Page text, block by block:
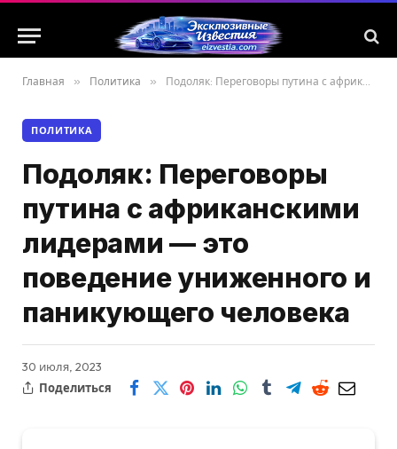
Главная » Политика » Подоляк: Переговоры путина с африканскими лидерами — это поведение униженного и паникующего человека
ПОЛИТИКА
Подоляк: Переговоры
путина с африканскими
лидерами — это
поведение униженного и
паникующего человека
30 июля, 2023
Поделиться